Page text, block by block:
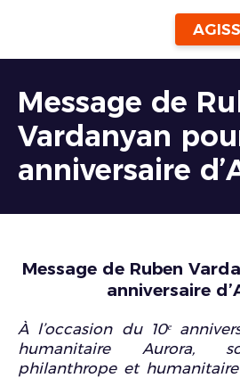
Message de
Vardanyan
anniversaire
Message de Ruben
anniversaire
À l’occasion du 10ᵉ
humanitaire Aurora,
philanthrope et humanitaire